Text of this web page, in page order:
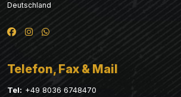
Deutschland
Telefon, Fax & Mail
Tel: +49 8036 6748470